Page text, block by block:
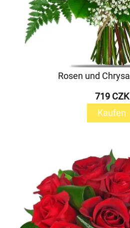
Rosen und
719 CZK
Kaufen